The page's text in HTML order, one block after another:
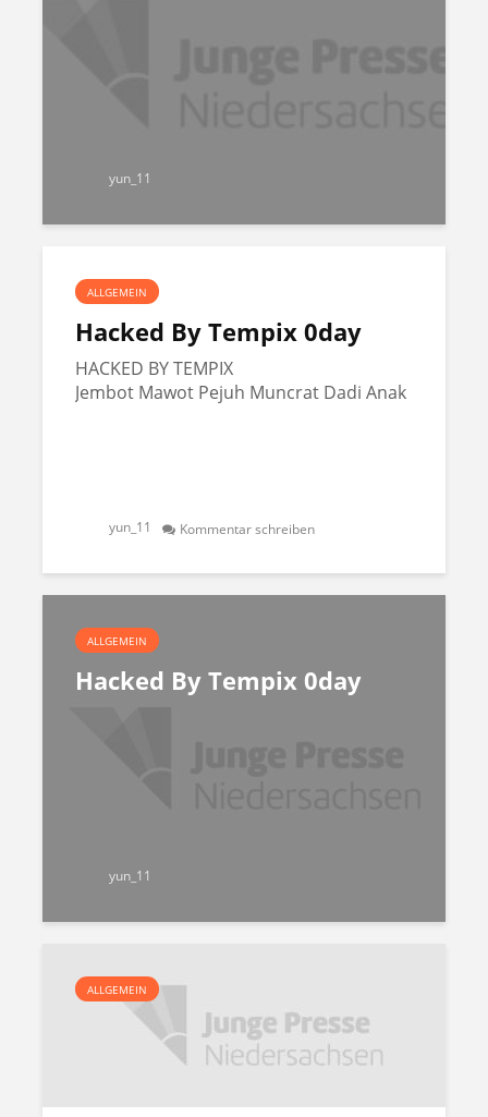
yun_11
ALLGEMEIN
Hacked By Tempix 0day
HACKED BY TEMPIX
Jembot Mawot Pejuh Muncrat Dadi Anak
yun_11 Kommentar schreiben
ALLGEMEIN
Hacked By Tempix 0day
yun_11
ALLGEMEIN